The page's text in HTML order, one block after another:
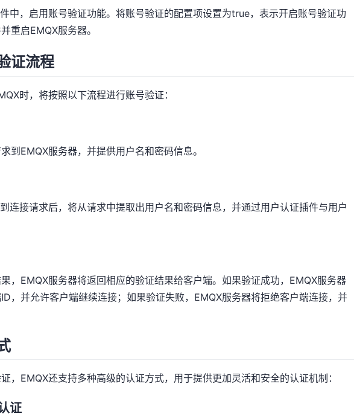
中，启用账号验证功能。将账号验证的配置项设置为true，表示开启账号验证功
重启EMQX服务器。
证流程
时，将按照以下流程进行账号验证：
到EMQX服务器，并提供用户名和密码信息。
连接请求后，将从请求中提取出用户名和密码信息，并通过用户认证插件与用户
，EMQX服务器将返回相应的验证结果给客户端。如果验证成功，EMQX服务器
，并允许客户端继续连接；如果验证失败，EMQX服务器将拒绝客户端连接，并
，EMQX还支持多种高级的认证方式，用于提供更加灵活和安全的认证机制：
证